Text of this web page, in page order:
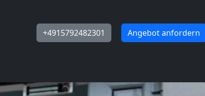
+4915792482301 Angebot anfordern